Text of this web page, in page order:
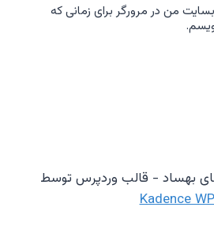
من در مرورگر برای زمانی که
Kadence WP